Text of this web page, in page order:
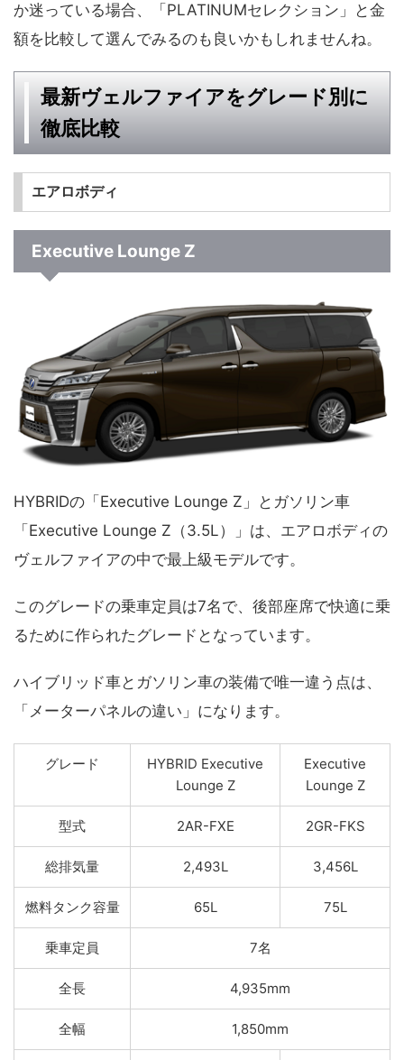
か迷っている場合、「PLATINUMセレクション」と金
額を比較して選んでみるのも良いかもしれませんね。
最新ヴェルファイアをグレード別に
徹底比較
エアロボディ
Executive Lounge Z
HYBRIDの「Executive Lounge Z」とガソリン車
「Executive Lounge Z（3.5L）」は、エアロボディの
ヴェルファイアの中で最上級モデルです。
このグレードの乗車定員は7名で、後部座席で快適に乗
るために作られたグレードとなっています。
ハイブリッド車とガソリン車の装備で唯一違う点は、
「メーターパネルの違い」になります。
グレード
HYBRID Executive
Lounge Z
Executive
Lounge Z
型式 2AR-FXE 2GR-FKS
総排気量 2,493L 3,456L
燃料タンク容量 65L 75L
乗車定員 7名
全長 4,935mm
全幅 1,850mm